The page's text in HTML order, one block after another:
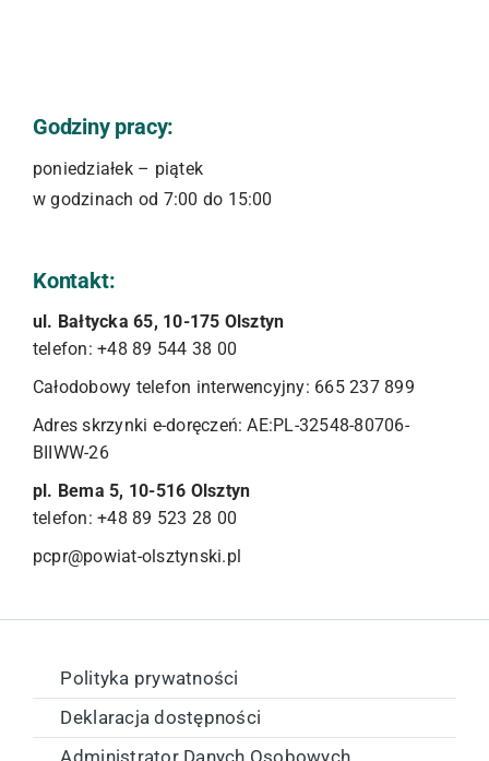
Godziny pracy:
poniedziałek – piątek
w godzinach od 7:00 do 15:00
Kontakt:
ul. Bałtycka 65, 10-175 Olsztyn
telefon: +48 89 544 38 00
Całodobowy telefon interwencyjny: 665 237 899
Adres skrzynki e-doręczeń: AE:PL-32548-80706-
BIIWW-26
pl. Bema 5, 10-516 Olsztyn
telefon: +48 89 523 28 00
pcpr@powiat-olsztynski.pl
Polityka prywatności
Deklaracja dostępności